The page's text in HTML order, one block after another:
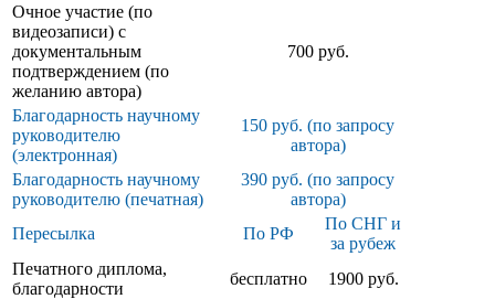
Очное участие (по
видеозаписи) с
документальным
подтверждением (по
желанию автора)
700 руб.
Благодарность научному
руководителю
(электронная)
150 руб. (по запросу
автора)
Благодарность научному
руководителю (печатная)
390 руб. (по запросу
автора)
Пересылка
По РФ
По СНГ и
за рубеж
Печатного диплома,
благодарности
бесплатно 1900 руб.